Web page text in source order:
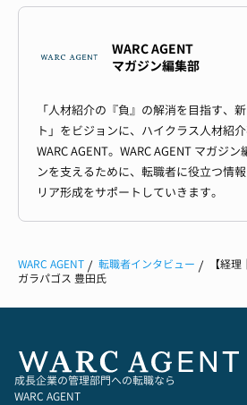
WARC AGENT
マガジン編集部
「人材紹介の『負』の解消を目指す、
ト」をビジョンに、ハイクラス人材紹
WARC AGENT。WARC AGENT マガジ
ンを支えるために、転職者に役立つ情
リア形成をサポートしていきます。
WARC AGENT 転職者インタビュー
【経
ガラパゴス 豊田氏
成長企業の管理部門への転職なら
WARC AGENT